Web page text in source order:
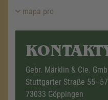
mapa pro
Gebr. Märklin & Cie.
Stuttgarter Straße 55–57
73033 Göppingen